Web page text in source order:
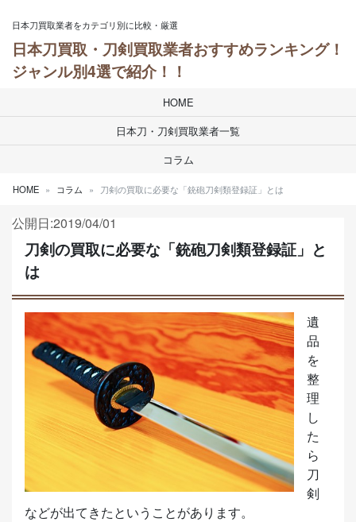
日本刀買取業者をカテゴリ別に比較・厳選
日本刀買取・刀剣買取業者おすすめランキング！
ジャンル別4選で紹介！！
HOME
日本刀・刀剣買取業者一覧
コラム
HOME コラム 刀剣の買取に必要な「銃砲刀剣類登録証」とは
公開日:2019/04/01
刀剣の買取に必要な「銃砲刀剣類登録証」と
は
遺
品
を
整
理
し
た
ら
刀
剣
などが出てきたということがあります。